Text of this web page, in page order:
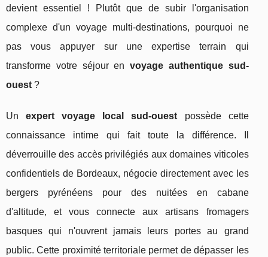
devient essentiel ! Plutôt que de subir l'organisation
complexe d'un voyage multi-destinations, pourquoi ne
pas vous appuyer sur une expertise terrain qui
transforme votre séjour envoyage authentique sud-
ouest ?
Unexpert voyage local sud-ouest possède cette
connaissance intime qui fait toute la différence. Il
déverrouille des accès privilégiés aux domaines viticoles
confidentiels de Bordeaux, négocie directement avec les
bergers pyrénéens pour des nuitées en cabane
d'altitude, et vous connecte aux artisans fromagers
basques qui n'ouvrent jamais leurs portes au grand
public. Cette proximité territoriale permet de dépasser les